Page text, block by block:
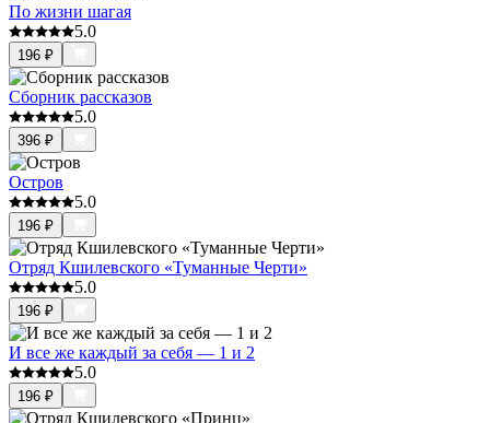
По жизни шагая
5.0
196 ₽
Сборник рассказов
5.0
396 ₽
Остров
5.0
196 ₽
Отряд Кшилевского «Туманные Черти»
5.0
196 ₽
И все же каждый за себя — 1 и 2
5.0
196 ₽